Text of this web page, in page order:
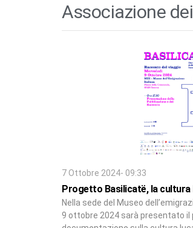
Associazione
7 Ottobre 2024- 09:33
Progetto Basilicatë, la cultura
Nella sede del Museo
9 ottobre 2024 sarà presentato il